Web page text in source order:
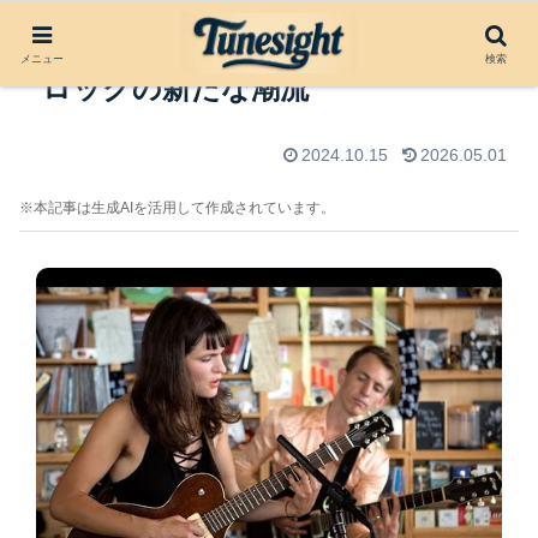
Big Thiefの音楽と進化: フォーク
ロックの新たな潮流
2024.10.15 2026.05.01
※本記事は生成AIを活用して作成されています。
メニュー 検索